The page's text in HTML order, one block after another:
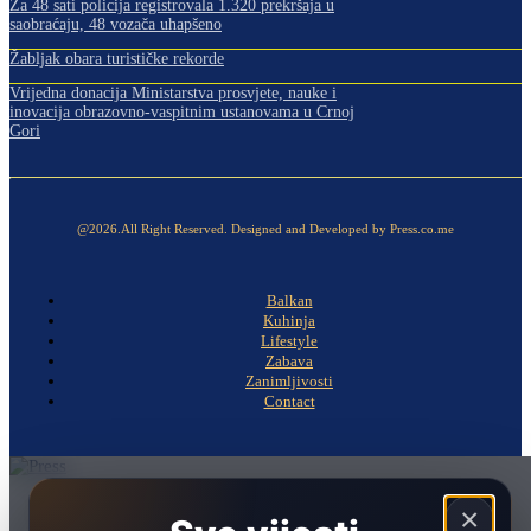
Za 48 sati policija registrovala 1.320 prekršaja u
saobraćaju, 48 vozača uhapšeno
Žabljak obara turističke rekorde
Vrijedna donacija Ministarstva prosvjete, nauke i
inovacija obrazovno-vaspitnim ustanovama u Crnoj
Gori
@2026.All Right Reserved. Designed and Developed by Press.co.me
Balkan
Kuhinja
Lifestyle
Zabava
Zanimljivosti
Contact
×